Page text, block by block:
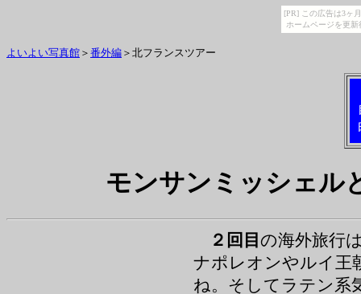
[PR] この広告は3ヶ
ホームページを更
よいよい写真館 ＞ 番外編 ＞北フランスツアー
モンサンミッシェル
２回目 の海外旅行
ナポレオンやルイ王
ね。そしてラテン系